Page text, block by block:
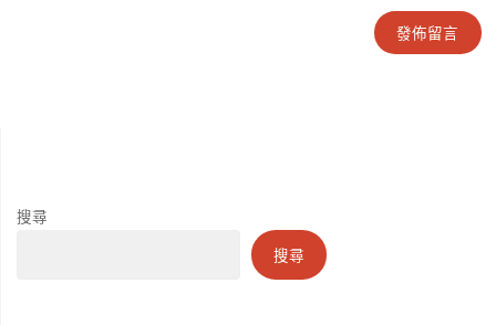
搜尋
搜尋